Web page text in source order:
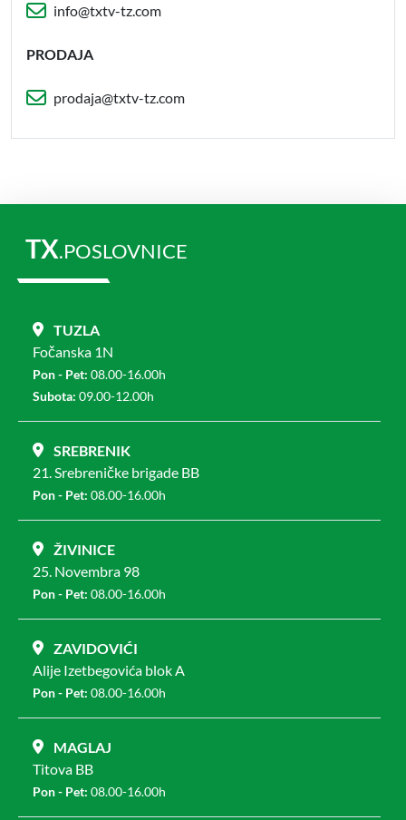
info@txtv-tz.com
PRODAJA
prodaja@txtv-tz.com
TX.POSLOVNICE
TUZLA
Fočanska 1N
Pon - Pet: 08.00-16.00h
Subota: 09.00-12.00h
SREBRENIK
21. Srebreničke brigade BB
Pon - Pet: 08.00-16.00h
ŽIVINICE
25. Novembra 98
Pon - Pet: 08.00-16.00h
ZAVIDOVIĆI
Alije Izetbegovića blok A
Pon - Pet: 08.00-16.00h
MAGLAJ
Titova BB
Pon - Pet: 08.00-16.00h